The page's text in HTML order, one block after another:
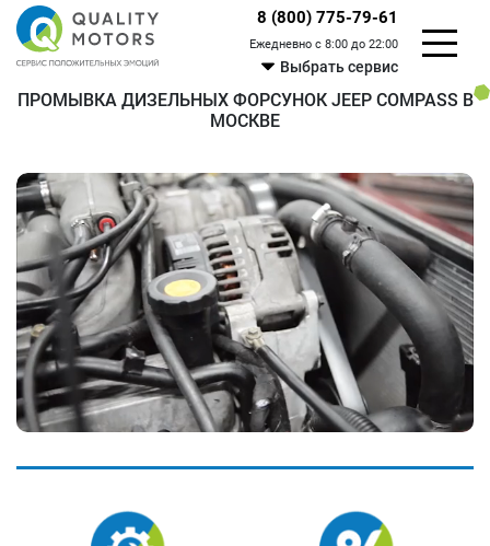
8 (800) 775-79-61
Ежедневно с 8:00 до 22:00
Выбрать сервис
ПРОМЫВКА ДИЗЕЛЬНЫХ ФОРСУНОК JEEP COMPASS В
МОСКВЕ